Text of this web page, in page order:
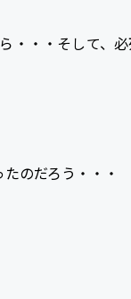
・・・そして、
のだろう・・・